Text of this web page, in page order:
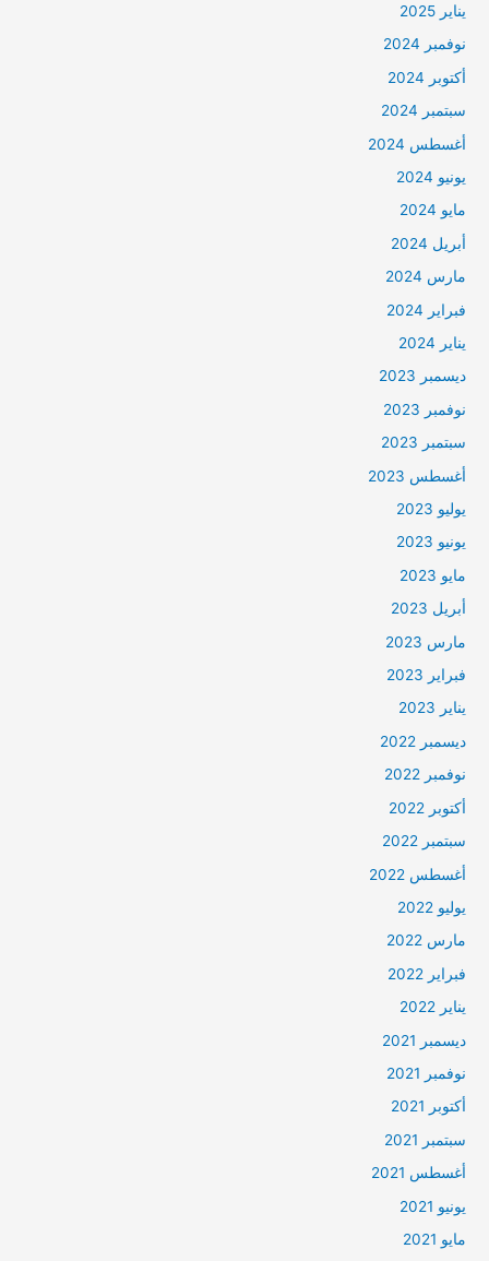
يناير 2025
نوفمبر 2024
أكتوبر 2024
سبتمبر 2024
أغسطس 2024
يونيو 2024
مايو 2024
أبريل 2024
مارس 2024
فبراير 2024
يناير 2024
ديسمبر 2023
نوفمبر 2023
سبتمبر 2023
أغسطس 2023
يوليو 2023
يونيو 2023
مايو 2023
أبريل 2023
مارس 2023
فبراير 2023
يناير 2023
ديسمبر 2022
نوفمبر 2022
أكتوبر 2022
سبتمبر 2022
أغسطس 2022
يوليو 2022
مارس 2022
فبراير 2022
يناير 2022
ديسمبر 2021
نوفمبر 2021
أكتوبر 2021
سبتمبر 2021
أغسطس 2021
يونيو 2021
مايو 2021